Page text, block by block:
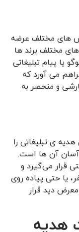
های مختلف عرضه
مختلف برند ها
یا پیام تبلیغاتی
می ‌آورد که
و منحصر به
ی تبلیغاتی را
آسان آن ها است.
قرار می‌گیرد و
یا حتی پیاده‌ روی
دید قرار
هدیه